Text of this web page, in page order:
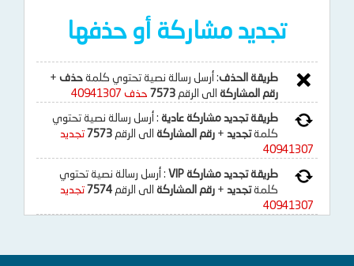
تجديد مشاركة أو حذفها
طريقة الحذف: أرسل رسالة نصية تحتوي كلمة حذف +
رقم المشاركة الى الرقم 7573 حذف 40941307
طريقة تجديد مشاركة عادية : أرسل رسالة نصية تحتوي
كلمةتجديد + رقم المشاركة الى الرقم 7573 تجديد
40941307
طريقة تجديد مشاركة VIP
: أرسل رسالة نصية تحتوي
كلمةتجديد + رقم المشاركة الى الرقم 7574 تجديد
40941307